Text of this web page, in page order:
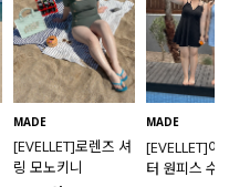
MADE
[EVELLET]로렌즈 셔
링 모노키니
MADE
[EVELLET]아
터 원피스 수